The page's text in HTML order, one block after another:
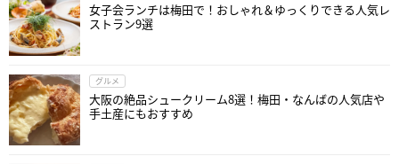
女子会ランチは梅田で！おしゃれ＆ゆっくりできる人気レ
ストラン9選
グルメ
大阪の絶品シュークリーム8選！梅田・なんばの人気店や
手土産にもおすすめ